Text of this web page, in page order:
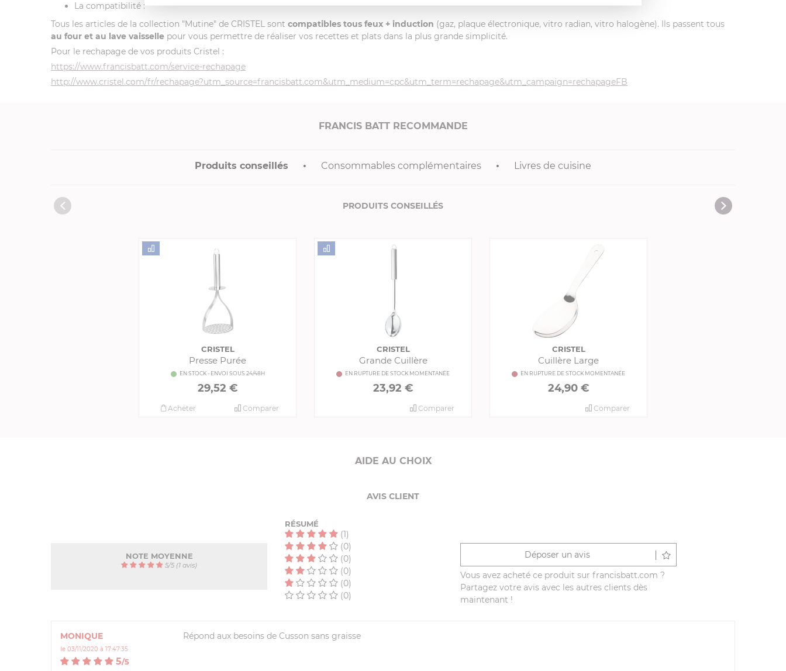
La compatibilité :
Tous les articles de la collection "Mutine" de CRISTEL sont compatibles tous feux + induction (gaz, plaque électronique, vitro radian, vitro halogène). Ils passent tous
au four et au lave vaisselle pour vous permettre de réaliser vos recettes et plats dans la plus grande simplicité.
Pour le rechapage de vos produits Cristel :
https://www.francisbatt.com/service-rechapage
http://www.cristel.com/fr/rechapage?utm_source=francisbatt.com&utm_medium=cpc&utm_term=rechapage&utm_campaign=rechapageFB
FRANCIS BATT RECOMMANDE
Produits conseillés Consommables complémentaires Livres de cuisine
PRODUITS CONSEILLÉS
CRISTEL
Presse Purée
EN STOCK - ENVOI SOUS 24/48H
29,52 €
Comparer
Acheter
CRISTEL
Grande Cuillère
EN RUPTURE DE STOCK MOMENTANÉE
23,92 €
Comparer
CRISTEL
Cuillère Large
EN RUPTURE DE STOCK MOMENTANÉE
24,90 €
Comparer
AIDE AU CHOIX
AVIS CLIENT
NOTE MOYENNE
5/5 (1 avis)
RÉSUMÉ
(1)
(0)
(0)
(0)
(0)
(0)
Déposer un avis
Vous avez acheté ce produit sur francisbatt.com ?
Partagez votre avis avec les autres clients dès
maintenant !
MONIQUE
le 03/11/2020 à 17:47:35
5/5
Répond aux besoins de Cusson sans graisse